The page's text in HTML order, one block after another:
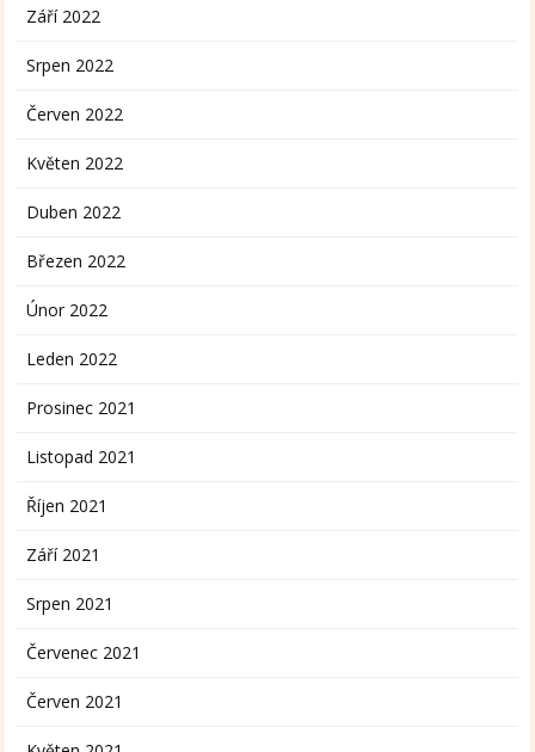
Září 2022
Srpen 2022
Červen 2022
Květen 2022
Duben 2022
Březen 2022
Únor 2022
Leden 2022
Prosinec 2021
Listopad 2021
Říjen 2021
Září 2021
Srpen 2021
Červenec 2021
Červen 2021